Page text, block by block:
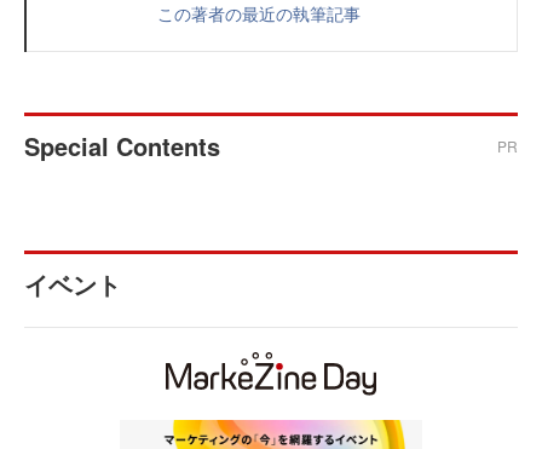
この著者の最近の執筆記事
Special Contents PR
イベント